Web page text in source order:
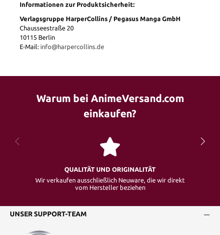
Informationen zur Produktsicherheit:
Verlagsgruppe HarperCollins / Pegasus Manga GmbH
Chausseestraße 20
10115 Berlin
E-Mail: info@harpercollins.de
Warum bei AnimeVersand.com
einkaufen?
QUALITÄT UND ORIGINALITÄT
Wir verkaufen ausschließlich Neuware, die wir direkt
vom Hersteller beziehen
UNSER SUPPORT-TEAM